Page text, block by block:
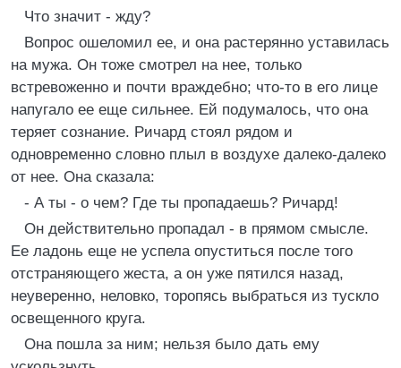
Что значит - жду?
Вопрос ошеломил ее, и она растерянно уставилась
на мужа. Он тоже смотрел на нее, только
встревоженно и почти враждебно; что-то в его лице
напугало ее еще сильнее. Ей подумалось, что она
теряет сознание. Ричард стоял рядом и
одновременно словно плыл в воздухе далеко-далеко
от нее. Она сказала:
- А ты - о чем? Где ты пропадаешь? Ричард!
Он действительно пропадал - в прямом смысле.
Ее ладонь еще не успела опуститься после того
отстраняющего жеста, а он уже пятился назад,
неуверенно, неловко, торопясь выбраться из тускло
освещенного круга.
Она пошла за ним; нельзя было дать ему